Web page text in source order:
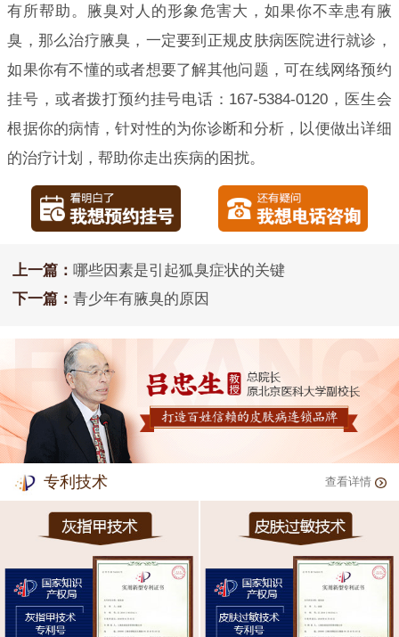
有所帮助。腋臭对人的形象危害大，如果你不幸患有腋
臭，那么治疗腋臭，一定要到正规皮肤病医院进行就诊，
如果你有不懂的或者想要了解其他问题，可在线网络预约
挂号，或者拨打预约挂号电话：167-5384-0120，医生会
根据你的病情，针对性的为你诊断和分析，以便做出详细
的治疗计划，帮助你走出疾病的困扰。
上一篇： 哪些因素是引起狐臭症状的关键
下一篇： 青少年有腋臭的原因
专利技术 查看详情